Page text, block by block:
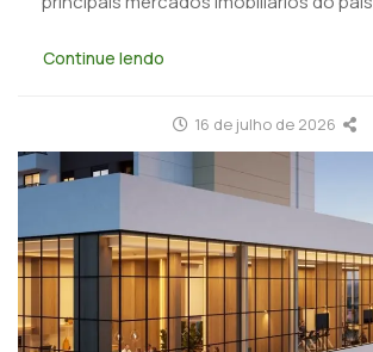
Continue lendo
16 de julho de 2026